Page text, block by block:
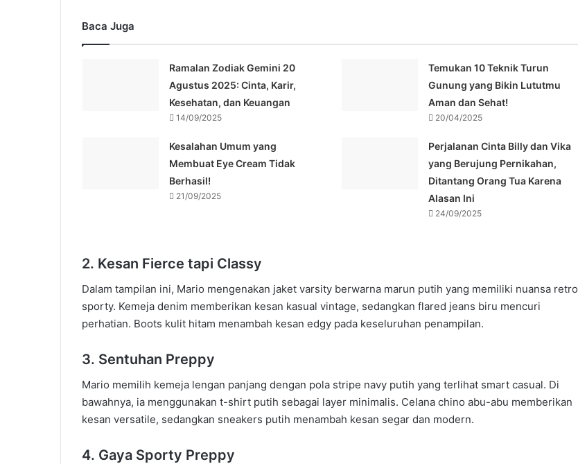
Baca Juga
Ramalan Zodiak Gemini 20
Agustus 2025: Cinta, Karir,
Kesehatan, dan Keuangan
14/09/2025
Temukan 10 Teknik Turun
Gunung yang Bikin Lututmu
Aman dan Sehat!
20/04/2025
Kesalahan Umum yang
Membuat Eye Cream Tidak
Berhasil!
21/09/2025
Perjalanan Cinta Billy dan Vika
yang Berujung Pernikahan,
Ditantang Orang Tua Karena
Alasan Ini
24/09/2025
2. Kesan Fierce tapi Classy
Dalam tampilan ini, Mario mengenakan jaket varsity berwarna marun putih yang memiliki nuansa retro
sporty. Kemeja denim memberikan kesan kasual vintage, sedangkan flared jeans biru mencuri
perhatian. Boots kulit hitam menambah kesan edgy pada keseluruhan penampilan.
3. Sentuhan Preppy
Mario memilih kemeja lengan panjang dengan pola stripe navy putih yang terlihat smart casual. Di
bawahnya, ia menggunakan t-shirt putih sebagai layer minimalis. Celana chino abu-abu memberikan
kesan versatile, sedangkan sneakers putih menambah kesan segar dan modern.
4. Gaya Sporty Preppy